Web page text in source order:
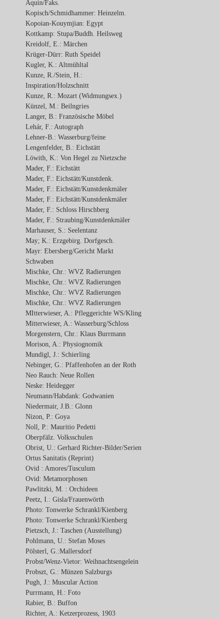
Aquin/Faks.
Kopisch/Schmidhammer: Heinzelm.
Kopoian-Kouymjian: Egypt
Kottkamp: Stupa/Buddh. Heilsweg
Kreidolf, E.: Märchen
Krüger-Dürr: Ruth Speidel
Kugler, K.: Altmühltal
Kunze, R./Stein, H.:
Inspiration/Holzschnitt
Kunze, R.: Mozart (Widmungsex.)
Künzel, M.: Beilngries
Langer, B.: Französische Möbel
Lehár, F.: Autograph
Lehner-B.: Wasserburg/feine
Lengenfelder, B.: Eichstätt
Löwith, K.: Von Hegel zu Nietzsche
Mader, F.: Eichstätt
Mader, F.: Eichstätt/Kunstdenk.
Mader, F.: Eichstätt/Kunstdenkmäler
Mader, F.: Eichstätt/Kunstdenkmäler
Mader, F.: Schloss Hirschberg
Mader, F.: Straubing/Kunstdenkmäler
Marhauser, S.: Seelentanz
May; K.: Erzgebirg. Dorfgesch.
Mayr: Ebersberg/Gericht Markt
Schwaben
Mischke, Chr.: WVZ Radierungen
Mischke, Chr.: WVZ Radierungen
Mischke, Chr.: WVZ Radierungen
Mischke, Chr.: WVZ Radierungen
MItterwieser, A.: Pfleggerichte WS/Kling
Mitterwieser, A.: Wasserburg/Schloss
Morgenstern, Chr.: Klaus Burrmann
Morison, A.: Physiognomik
Mundigl, J.: Schierling
Nebinger, G.: Pfaffenhofen an der Roth
Neo Rauch: Neue Rollen
Neske: Heidegger
Neumann/Habdank: Godwanien
Niedermair, J.B.: Glonn
Nizon, P.: Goya
Noll, P.: Mauritio Pedetti
Oberpfälz. Volksschulen
Obrist, U.: Gerhard Richter-Bilder/Serien
Ortus Sanitatis (Reprint)
Ovid : Amores/Tusculum
Ovid: Metamorphosen
Pawlitzki, M. : Orchideen
Peetz, I.: Gisla/Frauenwörth
Photo: Tonwerke Schrankl/Kienberg
Photo: Tonwerke Schrankl/Kienberg
Pietzsch, J.: Taschen (Ausstellung)
Pohlmann, U.: Stefan Moses
Pölsterl, G.:Mallersdorf
Probst/Wenz-Vietor: Weihnachtsengelein
Probszt, G.: Münzen Salzburgs
Pugh, J.: Muscular Action
Purrmann, H.: Foto
Rabier, B.: Buffon
Richter, A.: Ketzerprozess, 1903